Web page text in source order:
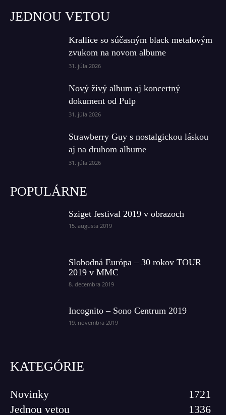
JEDNOU VETOU
Krallice so súčasným black metalovým
zvukom na novom albume
31. júla 2026
Nový živý album aj koncertný
dokument od Pulp
31. júla 2026
Strawberry Guy s nostalgickou láskou
aj na druhom albume
31. júla 2026
POPULÁRNE
Sziget festival 2019 v obrazoch
15. augusta 2019
Slobodná Európa – 30 rokov TOUR
2019 v MMC
8. decembra 2019
Incognito – Sono Centrum 2019
19. novembra 2019
KATEGÓRIE
Novinky
1721
Jednou vetou
1336